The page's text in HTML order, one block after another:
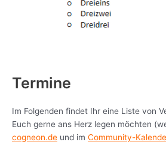
Termine
Im Folgenden findet Ihr eine Liste von
Euch gerne ans Herz legen möchten
cogneon.de und im Community-